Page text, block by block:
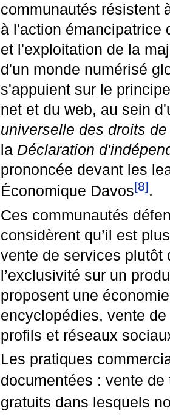
communautés résistent
à l'action émancipatrice
et l'exploitation de la
d'un monde numérisé
s'appuient sur le
net et du web, au sein
universelle des droits
la Déclaration
prononcée devant les
Économique Davos[8].
Ces communautés
considèrent qu’il est
vente de services plutôt
l’exclusivité sur un
proposent une
encyclopédies, vente
profils et réseaux
Les pratiques
documentées : vente
gratuits dans lesquels